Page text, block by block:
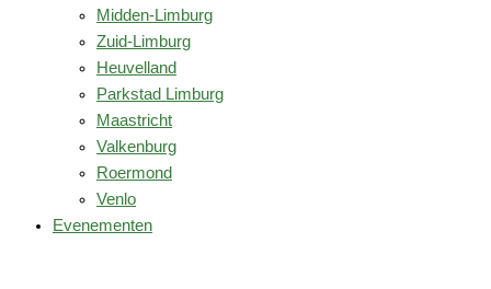
Midden-Limburg
Zuid-Limburg
Heuvelland
Parkstad Limburg
Maastricht
Valkenburg
Roermond
Venlo
Evenementen